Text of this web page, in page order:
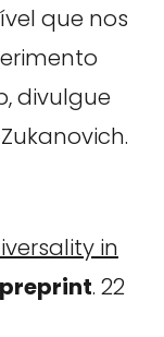
que nos
divulgue
in
. 22